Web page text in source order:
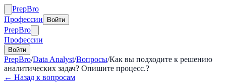
PrepBro
Профессии
Войти
PrepBro
Профессии
Войти
PrepBro/Data Analyst/Вопросы/Как вы подходите к решению
аналитических задач? Опишите процесс.?
← Назад к вопросам